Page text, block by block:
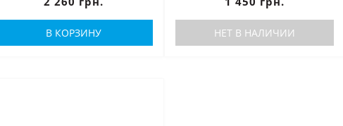
В КОРЗИНУ НЕТ В НАЛИЧИИ